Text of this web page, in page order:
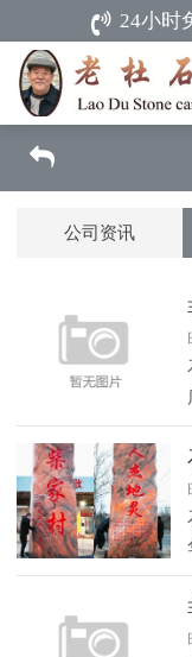
24小时
公司资讯